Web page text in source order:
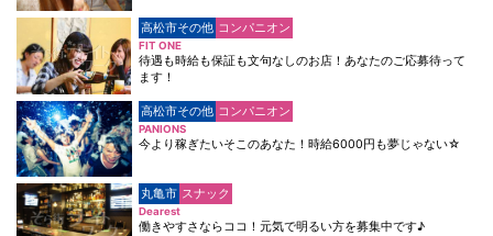
高松市その他 コンパニオン
FIT ONE
待遇も時給も保証も文句なしのお店！あなたのご応募待って
ます！
高松市その他 コンパニオン
PANIONS
今より稼ぎたいそこのあなた！時給6000円も夢じゃない☆
丸亀市 スナック
Dearest
働きやすさならココ！元気で明るい方を募集中です♪